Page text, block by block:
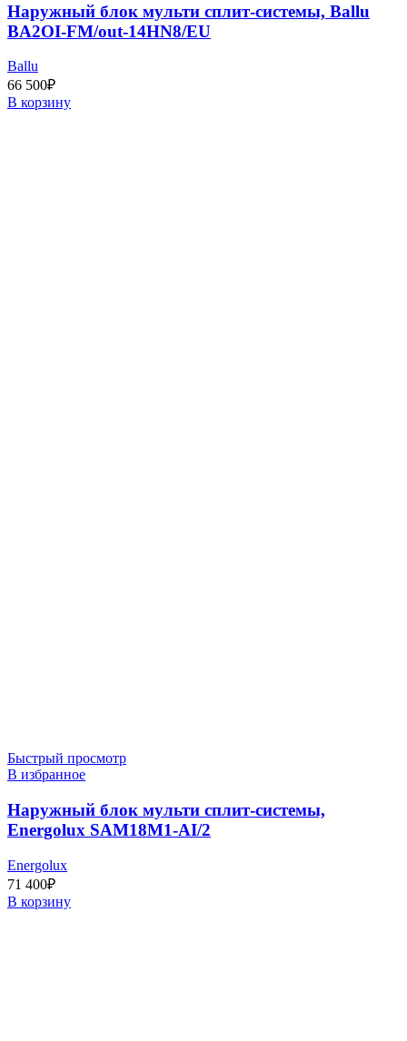
Наружный блок мульти сплит-системы, Ballu
BA2OI-FM/out-14HN8/EU
Ballu
66 500₽
В корзину
Быстрый просмотр
В избранное
Наружный блок мульти сплит-системы,
Energolux SAM18M1-AI/2
Energolux
71 400₽
В корзину